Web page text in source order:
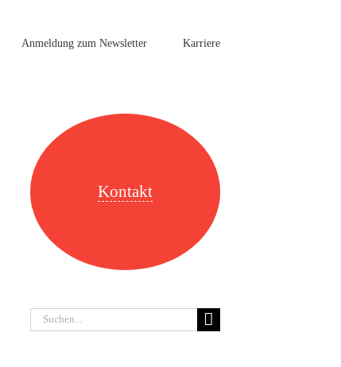
Anmeldung zum Newsletter Karriere
Kontakt
Suche